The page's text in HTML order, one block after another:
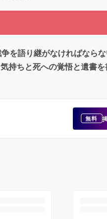
を語り継がなければなら
ちと死への覚悟と遺書を
無料